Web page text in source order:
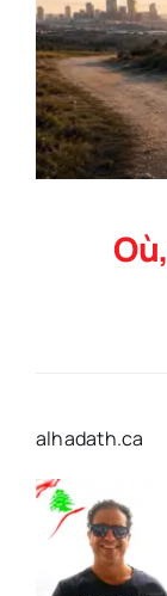
alhadath.ca